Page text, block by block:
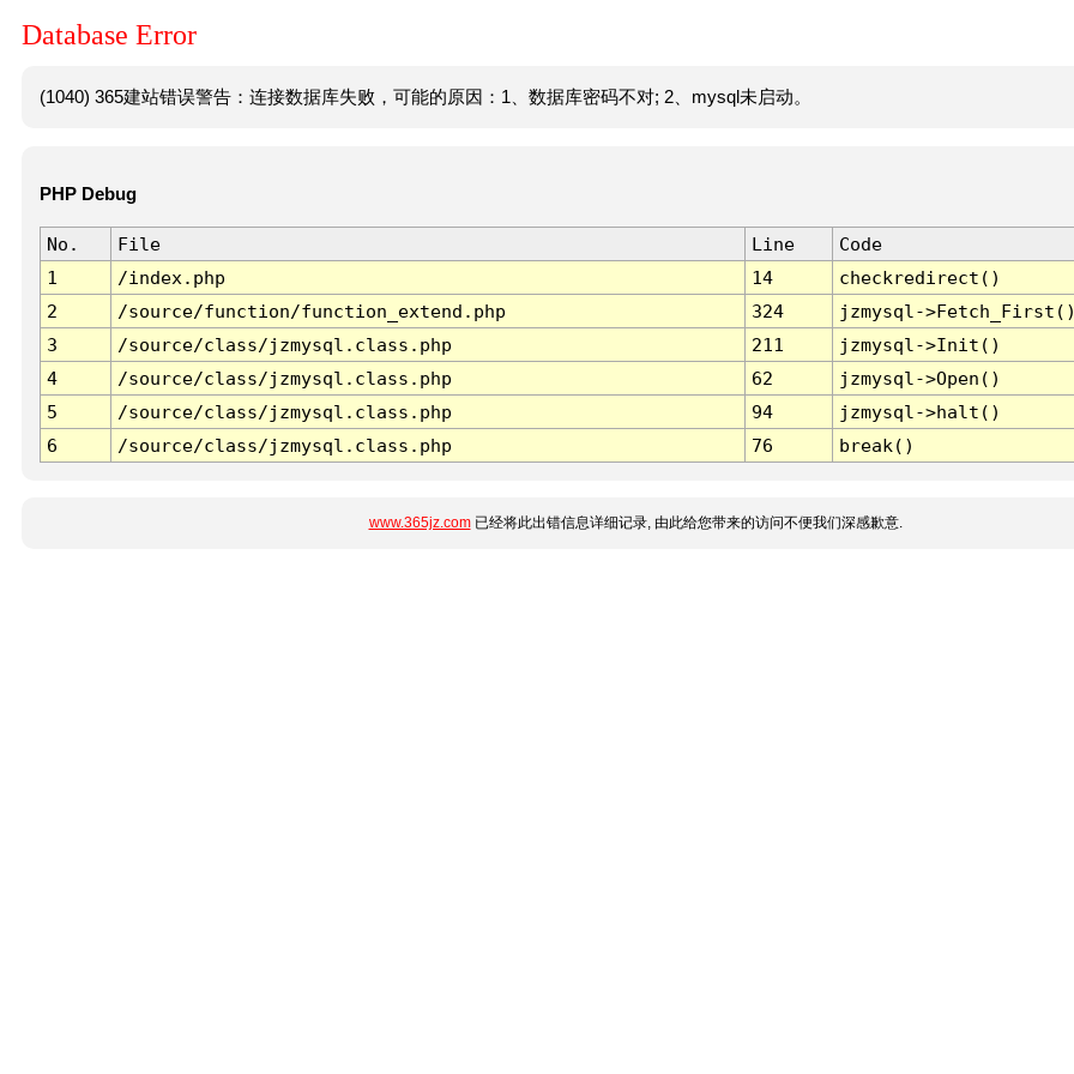
Database Error
(1040) 365建站错误警告：连接数据库失败，可能的原因：1、数据库密码不对; 2、mysql未启动。
PHP Debug
No. File Line
Code
1
/index.php 14
checkredirect()
2
/source/function/function_extend.php 324
jzmysql-
3
/source/class/jzmysql.class.php 211
jzmysql->Init()
4
/source/class/jzmysql.class.php 62
jzmysql->Open()
5
/source/class/jzmysql.class.php 94
jzmysql->halt()
6
/source/class/jzmysql.class.php 76 break()
www.365jz.com已经将此出错信息详细记录, 由此给您带来的访问不便我们深感歉意.